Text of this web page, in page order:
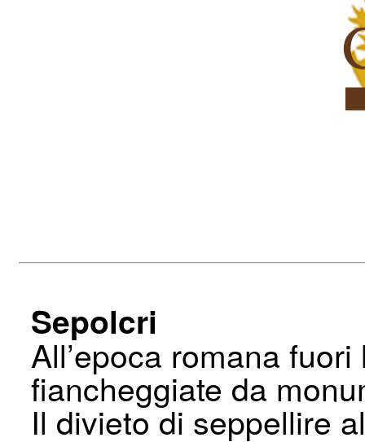
Sepolcri
All’epoca romana
fiancheggiate da
Il divieto di seppellire